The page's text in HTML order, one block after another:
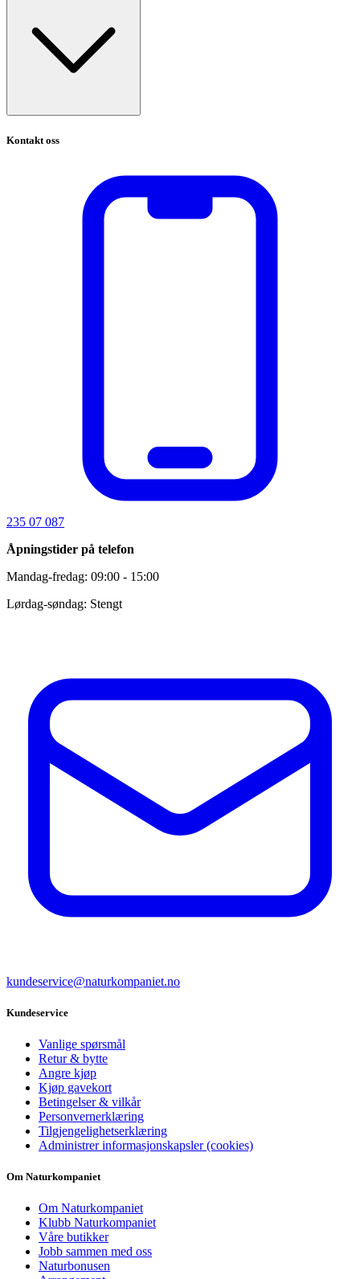
Kontakt oss
235 07 087
Åpningstider på telefon
Mandag-fredag: 09:00 - 15:00
Lørdag-søndag: Stengt
kundeservice@naturkompaniet.no
Kundeservice
Vanlige spørsmål
Retur & bytte
Angre kjøp
Kjøp gavekort
Betingelser & vilkår
Personvernerklæring
Tilgjengelighetserklæring
Administrer informasjonskapsler (cookies)
Om Naturkompaniet
Om Naturkompaniet
Klubb Naturkompaniet
Våre butikker
Jobb sammen med oss
Naturbonusen